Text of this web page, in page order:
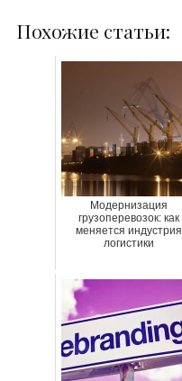
Похожие статьи:
Модернизация
грузоперевозок: как
меняется индустрия
логистики